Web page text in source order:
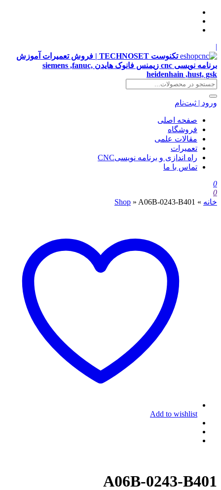
|
تکنوست TECHNOSET | فروش تعمیرات آموزش
برنامه نویسی cnc زیمنس فانوک هایدن siemens ,fanuc,
heidenhain ,hust, gsk
ورود | ثبت‌نام
صفحه اصلی
فروشگاه
مقالات علمی
تعمیرات
راه اندازی و برنامه نویسیCNC
تماس با ما
0
0
خانه »
Shop » A06B-0243-B401
Add to wishlist
A06B-0243-B401